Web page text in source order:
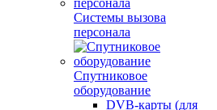
Системы вызова
персонала
Спутниковое
оборудование
DVB-карты (для